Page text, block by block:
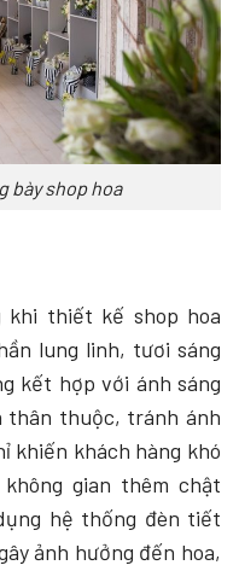
bày shop hoa
khi thiết kế shop hoa
lung linh, tươi sáng
kết hợp với ánh sáng
thân thuộc, tránh ánh
khiến khách hàng khó
gian thêm chật
hệ thống đèn tiết
ảnh hưởng đến hoa,